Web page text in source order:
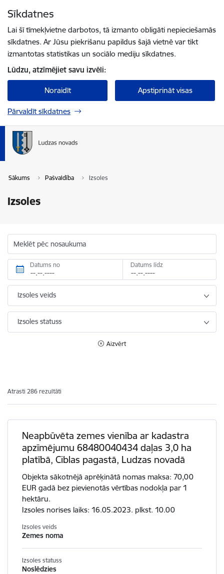
Sīkdatnes
Lai šī tīmekļvietne darbotos, tā izmanto obligāti nepieciešamās
sīkdatnes. Ar Jūsu piekrišanu papildus šajā vietnē var tikt
izmantotas statistikas un sociālo mediju sīkdatnes.
Lūdzu, atzīmējiet savu izvēli:
Noraidīt Apstiprināt visas
Pārvaldīt sīkdatnes
Sākums Pašvaldība Izsoles
Izsoles
Meklēt pēc nosaukuma
Datums no Datums līdz
Izsoles veids
Izsoles statuss
Aizvērt
Atrasti 286 rezultāti
Neapbūvēta zemes vienība ar kadastra
apzīmējumu 68480040434 daļas 3,0 ha
platībā, Ciblas pagastā, Ludzas novadā
Objekta sākotnējā aprēķinātā nomas maksa: 70,00
EUR gadā bez pievienotās vērtības nodokļa par 1
hektāru.
Izsoles norises laiks: 16.05.2023. plkst. 10.00
Izsoles veids
Zemes noma
Izsoles statuss
Noslēdzies